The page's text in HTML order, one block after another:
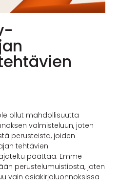
ollut mahdollisuutta
valmisteluun, joten
perusteista, joiden
tehtävien
päättää. Emme
perustelumuistiosta, joten
vain asiakirjaluonnoksissa